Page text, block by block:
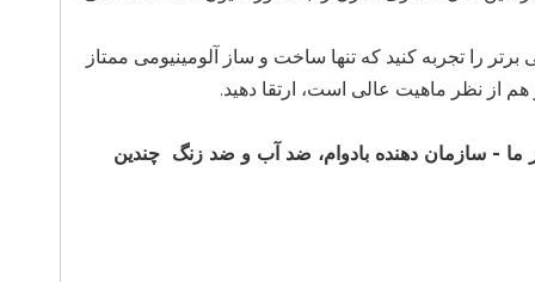
را تجربه کنید که تنها ساخت و ساز آلومینیومی ممتاز
از نظر ماهیت عالی است، ارتقا دهید.
ما - سازمان دهنده بادوام، ضد آب و ضد زنگ چندین